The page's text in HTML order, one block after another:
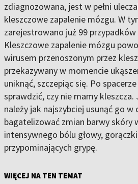
zdiagnozowana, jest w pełni
kleszczowe zapalenie mózgu. W
zarejestrowano już 99
Kleszczowe zapalenie mózgu
wirusem przenoszonym przez
przekazywany w momencie
uniknąć, szczepiąc się. Po
sprawdzić, czy nie mamy
należy jak najszybciej usunąć go w
bagatelizować zmian barwy skóry
intensywnego bólu głowy,
przypominających grypę.
WIĘCEJ NA TEN TEMAT